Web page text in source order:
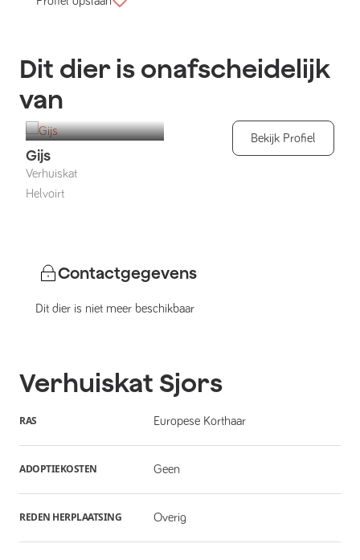
Dit dier is onafscheidelijk
van
Gijs
Verhuiskat
Helvoirt
Bekijk Profiel
Contactgegevens
Dit dier is niet meer beschikbaar
Verhuiskat Sjors
RAS Europese Korthaar
ADOPTIEKOSTEN Geen
REDEN HERPLAATSING Overig